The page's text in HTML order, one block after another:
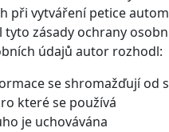
při vytváření petice
tyto zásady ochrany
údajů autor rozhodl:
se shromažďují od
které se používá
je uchovávána